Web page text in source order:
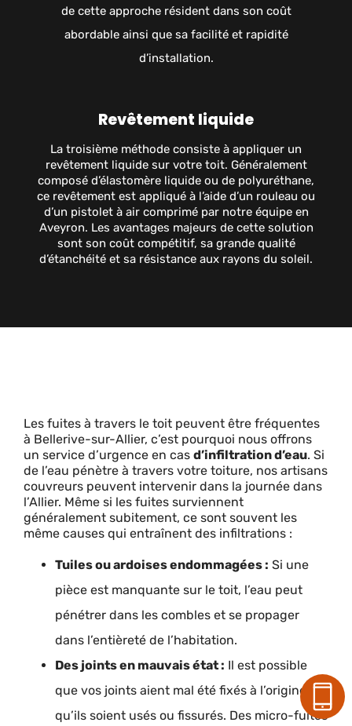
de cette approche résident dans son coût
abordable ainsi que sa facilité et rapidité
d’installation.
Revêtement liquide
La troisième méthode consiste à appliquer un
revêtement liquide sur votre toit. Généralement
composé d’élastomère liquide ou de polyuréthane,
ce revêtement est appliqué à l’aide d’un rouleau ou
d’un pistolet à air comprimé par notre équipe en
Aveyron. Les avantages majeurs de cette solution
sont son coût compétitif, sa grande qualité
d’étanchéité et sa résistance aux rayons du soleil.
Les fuites à travers le toit peuvent être fréquentes
à Bellerive-sur-Allier, c’est pourquoi nous offrons
un service d’urgence en cas d’infiltration d’eau. Si
de l’eau pénètre à travers votre toiture, nos artisans
couvreurs peuvent intervenir dans la journée dans
l’Allier. Même si les fuites surviennent
généralement subitement, ce sont souvent les
même causes qui entraînent des infiltrations :
Tuiles ou ardoises endommagées : Si une
pièce est manquante sur le toit, l’eau peut
pénétrer dans les combles et se propager
dans l’entièreté de l’habitation.
Des joints en mauvais état : Il est possible
que vos joints aient mal été fixés à l’origine, ou
qu’ils soient usés ou fissurés. Des micro-fuites